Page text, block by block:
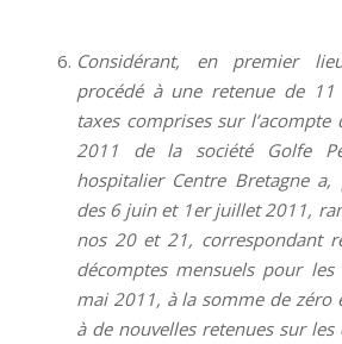
Considérant, en premier
procédé à une retenue de
taxes comprises sur
2011 de la société Golfe
hospitalier Centre Bretagne
des 6 juin et 1er juillet 2011,
nos 20 et 21, correspondant
décomptes mensuels pour
mai 2011, à la somme de zéro
à de nouvelles retenues sur